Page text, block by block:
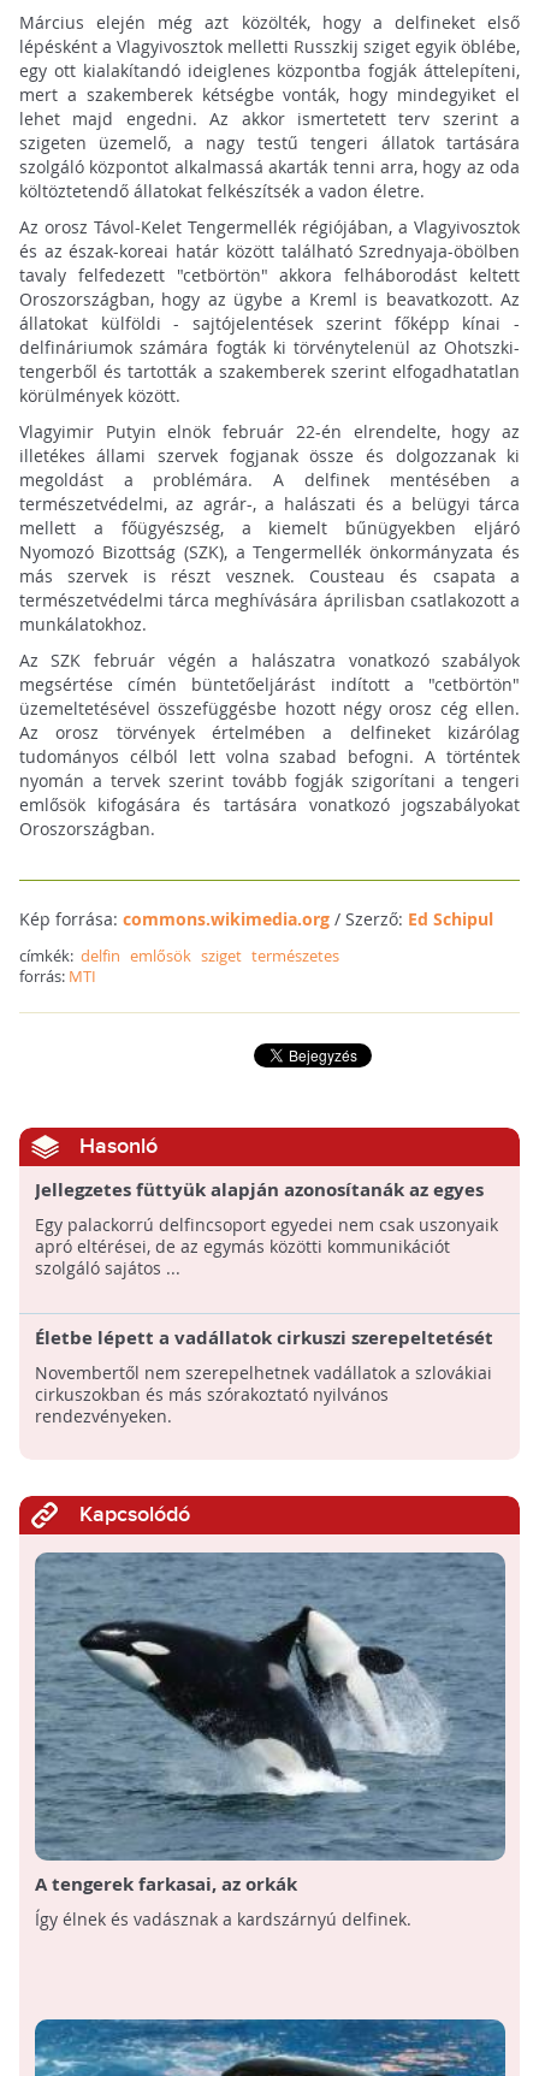
Március elején még azt közölték, hogy a delfineket első
lépésként a Vlagyivosztok melletti Russzkij sziget egyik öblébe,
egy ott kialakítandó ideiglenes központba fogják áttelepíteni,
mert a szakemberek kétségbe vonták, hogy mindegyiket el
lehet majd engedni. Az akkor ismertetett terv szerint a
szigeten üzemelő, a nagy testű tengeri állatok tartására
szolgáló központot alkalmassá akarták tenni arra, hogy az oda
költöztetendő állatokat felkészítsék a vadon életre.
Az orosz Távol-Kelet Tengermellék régiójában, a Vlagyivosztok
és az észak-koreai határ között található Szrednyaja-öbölben
tavaly felfedezett "cetbörtön" akkora felháborodást keltett
Oroszországban, hogy az ügybe a Kreml is beavatkozott. Az
állatokat külföldi - sajtójelentések szerint főképp kínai -
delfináriumok számára fogták ki törvénytelenül az Ohotszki-
tengerből és tartották a szakemberek szerint elfogadhatatlan
körülmények között.
Vlagyimir Putyin elnök február 22-én elrendelte, hogy az
illetékes állami szervek fogjanak össze és dolgozzanak ki
megoldást a problémára. A delfinek mentésében a
természetvédelmi, az agrár-, a halászati és a belügyi tárca
mellett a főügyészség, a kiemelt bűnügyekben eljáró
Nyomozó Bizottság (SZK), a Tengermellék önkormányzata és
más szervek is részt vesznek. Cousteau és csapata a
természetvédelmi tárca meghívására áprilisban csatlakozott a
munkálatokhoz.
Az SZK február végén a halászatra vonatkozó szabályok
megsértése címén büntetőeljárást indított a "cetbörtön"
üzemeltetésével összefüggésbe hozott négy orosz cég ellen.
Az orosz törvények értelmében a delfineket kizárólag
tudományos célból lett volna szabad befogni. A történtek
nyomán a tervek szerint tovább fogják szigorítani a tengeri
emlősök kifogására és tartására vonatkozó jogszabályokat
Oroszországban.
Kép forrása: commons.wikimedia.org/ Szerző: Ed Schipul
címkék: delfin emlősök sziget természetes
forrás: MTI
Hasonló
Jellegzetes füttyük alapján azonosítanák az egyes
delfineket
Egy palackorrú delfincsoport egyedei nem csak uszonyaik
apró eltérései, de az egymás közötti kommunikációt
szolgáló sajátos ...
Életbe lépett a vadállatok cirkuszi szerepeltetését
tiltó törvény Szlovákiában
Novembertől nem szerepelhetnek vadállatok a szlovákiai
cirkuszokban és más szórakoztató nyilvános
rendezvényeken.
Kapcsolódó
A tengerek farkasai, az orkák
Így élnek és vadásznak a kardszárnyú delfinek.